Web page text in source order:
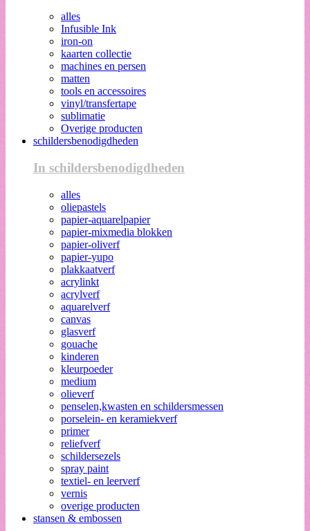
alles
Infusible Ink
iron-on
kaarten collectie
machines en persen
matten
tools en accessoires
vinyl/transfertape
sublimatie
Overige producten
schildersbenodigdheden
In schildersbenodigdheden
alles
oliepastels
papier-aquarelpapier
papier-mixmedia blokken
papier-oliverf
papier-yupo
plakkaatverf
acrylinkt
acrylverf
aquarelverf
canvas
glasverf
gouache
kinderen
kleurpoeder
medium
olieverf
penselen,kwasten en schildersmessen
porselein- en keramiekverf
primer
reliefverf
schildersezels
spray paint
textiel- en leerverf
vernis
overige producten
stansen & embossen